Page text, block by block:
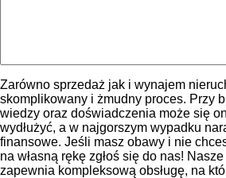
Zarówno sprzedaż jak i wynajem
skomplikowany i żmudny proces. Przy
wiedzy oraz doświadczenia może się
wydłużyć, a w najgorszym wypadku
finansowe. Jeśli masz obawy i nie
na własną rękę zgłoś się do nas!
zapewnia kompleksową obsługę, na